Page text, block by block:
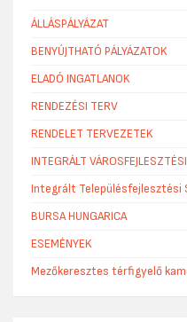
ÁLLÁSPÁLYÁZAT
BENYÚJTHATÓ PÁLYÁZATOK
ELADÓ INGATLANOK
RENDEZÉSI TERV
RENDELET TERVEZETEK
INTEGRÁLT
Integrált Településfejlesztési
BURSA HUNGARICA
ESEMÉNYEK
Mezőkeresztes térfigyelő